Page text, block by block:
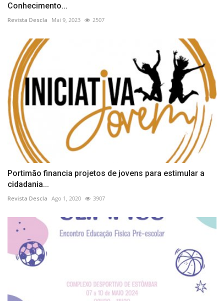
Conhecimento...
Revista Descla Mai 9, 2023 2507
Portimão financia projetos de jovens para estimular a
cidadania...
Revista Descla Ago 1, 2020 3907